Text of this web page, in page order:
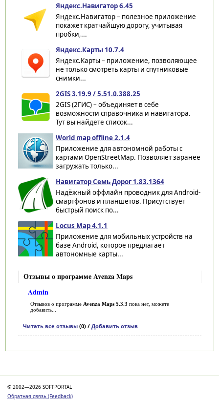
Яндекс.Навигатор 6.45
Яндекс.Навигатор – полезное приложение
покажет кратчайшую дорогу, учитывая
пробки,...
Яндекс.Карты 10.7.4
Яндекс.Карты – приложение, позволяющее
не только смотреть карты и спутниковые
снимки...
2GIS 3.19.9 / 5.51.0.388.25
2GIS (2ГИС) – объединяет в себе
возможности справочника и навигатора.
Тут вы найдете список...
World map offline 2.1.4
Приложение для автономной работы с
картами OpenStreetMap. Позволяет заранее
загружать только...
Навигатор Семь Дорог 1.83.1364
Надёжный оффлайн проводник для Android-
смартфонов и планшетов. Присутствует
быстрый поиск по...
Locus Map 4.1.1
Приложение для мобильных устройств на
базе Android, которое предлагает
автономные карты...
Отзывы о программе Avenza Maps
Admin
Отзывов о программе Avenza Maps 5.3.3 пока нет, можете
добавить...
Читать все отзывы(0) / Добавить отзыв
© 2002—2026 SOFTPORTAL
Обратная связь (Feedback)